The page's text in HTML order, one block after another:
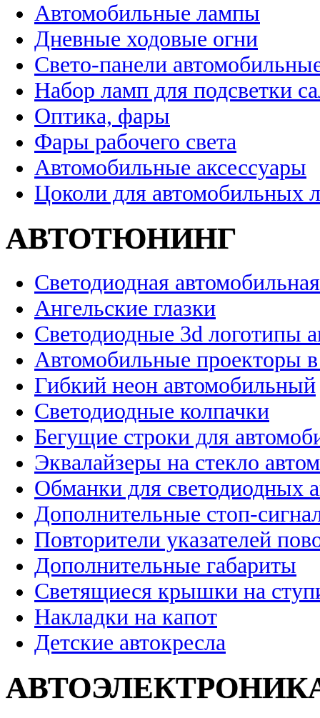
Автомобильные лампы
Дневные ходовые огни
Свето-панели
Набор ламп для подсветки
Оптика, фары
Фары рабочего света
Автомобильные аксессуары
Цоколи для автомобильных
АВТОТЮНИНГ
Светодиодная
Ангельские глазки
Светодиодные 3d логотипы
Автомобильные проекторы
Гибкий неон автомобильный
Светодиодные колпачки
Бегущие строки для
Эквалайзеры на стекло
Обманки для светодиодных
Дополнительные стоп-
Повторители указателей
Дополнительные габариты
Светящиеся крышки на
Накладки на капот
Детские автокресла